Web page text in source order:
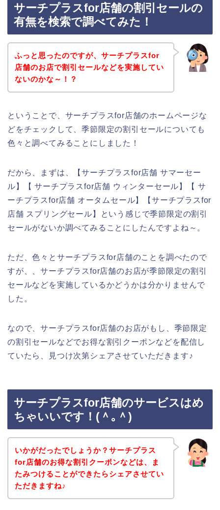
サーチプラスfor店舗の割引セールの
有無を検索で調べてみた！
ふっと思ったのですが、サーチプラスfor
店舗のお店で割引セールなどを実施してい
ないのかな～！？
ということで、サーチプラスfor店舗のホームページな
どをチェックして、季節限定の割引セールについても
色々と調べてみることにしました！
だから、まずは、【サーチプラスfor店舗 サマーセー
ル】【 サーチプラスfor店舗 ウィンターセール】【 サ
ーチプラスfor店舗 オータムセール】【サーチプラスfor
店舗 スプリングセール】という感じで季節限定の割引
セールがないか調べてみることにしたんですよね～。
ただ、色々とサーチプラスfor店舗のことを調べたので
すが、、サーチプラスfor店舗のお店が季節限定の割引
セールなどを実施しているかどうかは分かりませんで
した。
なので、サーチプラスfor店舗のお店がもし、季節限定
の割引セールなどでお得な割引クーポンなどを配信し
ていたら、見つけ次第シェアさせていただきます♪
サーチプラスfor店舗のサービスはめ
ちゃいいです！(＾｡＾)
いかがだったでしょうか？サーチプラス
for店舗のお得な割引クーポンなどは、ま
たみつけることができたらシェアさせてい
ただきますね♪